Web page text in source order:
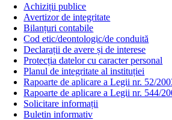
Achiziții publice
Avertizor de integritate
Bilanțuri contabile
Cod etic/deontologic/de conduită
Declarații de avere și de interese
Protecția datelor cu caracter personal
Planul de integritate al instituției
Rapoarte de aplicare a Legii nr. 52/
Rapoarte de aplicare a Legii nr. 544/
Solicitare informații
Buletin informativ